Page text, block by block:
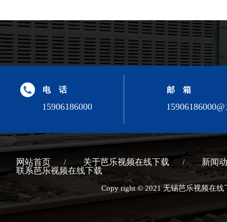
电 话
15906186000
邮 箱
网站首页 关于芭乐视频在线下载
新闻
联系芭乐视频在线下载
Copy right © 2021 无锡芭乐视频在